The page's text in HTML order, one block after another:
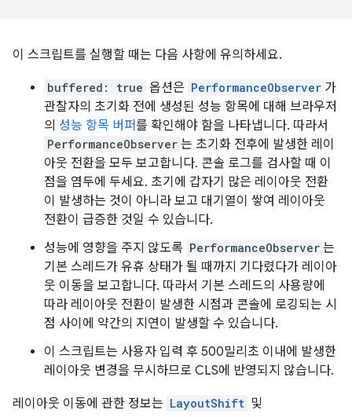
이 스크립트를 실행할 때는 다음 사항에 유의하세요.
buffered: true 옵션은 PerformanceObserver 가
관찰자의 초기화 전에 생성된 성능 항목에 대해 브라우저
의 성능 항목 버퍼를 확인해야 함을 나타냅니다. 따라서
PerformanceObserver 는 초기화 전후에 발생한 레이
아웃 전환을 모두 보고합니다. 콘솔 로그를 검사할 때 이
점을 염두에 두세요. 초기에 갑자기 많은 레이아웃 전환
이 발생하는 것이 아니라 보고 대기열이 쌓여 레이아웃
전환이 급증한 것일 수 있습니다.
성능에 영향을 주지 않도록 PerformanceObserver 는
기본 스레드가 유휴 상태가 될 때까지 기다렸다가 레이아
웃 이동을 보고합니다. 따라서 기본 스레드의 사용량에
따라 레이아웃 전환이 발생한 시점과 콘솔에 로깅되는 시
점 사이에 약간의 지연이 발생할 수 있습니다.
이 스크립트는 사용자 입력 후 500밀리초 이내에 발생한
레이아웃 변경을 무시하므로 CLS에 반영되지 않습니다.
레이아웃 이동에 관한 정보는 LayoutShift 및